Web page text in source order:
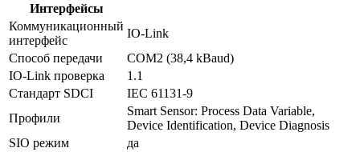
Интерфейсы
Коммуникационный
интерфейс
IO-Link
Способ передачи
COM2 (38,4 kBaud)
IO-Link проверка
1.1
Стандарт SDCI
IEC 61131-9
Профили
Smart Sensor: Process Data Variable,
Device Identification, Device Diagnosis
SIO режим
да